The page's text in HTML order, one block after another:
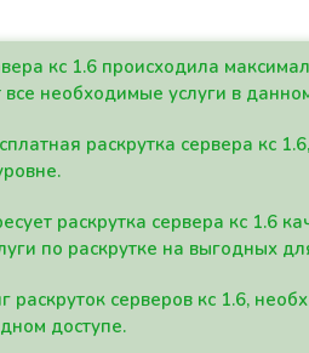
кс 1.6 происходила
необходимые услуги в
раскрутка сервера кс
раскрутка сервера кс 1.6
по раскрутке на выгодных
раскруток серверов кс 1.6,
доступе.